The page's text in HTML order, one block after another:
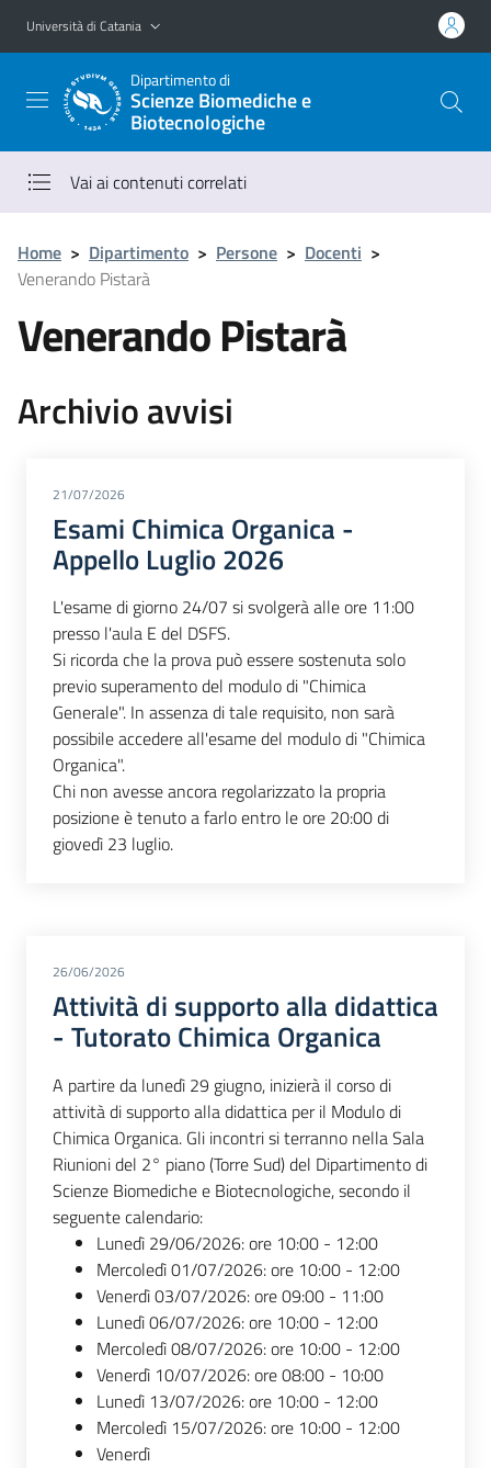
Vai al contenuto principale
Vai al menu di navigazione
Università di Catania
Dipartimento di
Scienze Biomediche e
Biotecnologiche
Vai ai contenuti correlati
Home > Dipartimento > Persone > Docenti >
Venerando Pistarà
Venerando Pistarà
Archivio avvisi
21/07/2026
Esami Chimica Organica -
Appello Luglio 2026
L'esame di giorno 24/07 si svolgerà alle ore 11:00
presso l'aula E del DSFS.
Si ricorda che la prova può essere sostenuta solo
previo superamento del modulo di "Chimica
Generale". In assenza di tale requisito, non sarà
possibile accedere all'esame del modulo di "Chimica
Organica".
Chi non avesse ancora regolarizzato la propria
posizione è tenuto a farlo entro le ore 20:00 di
giovedì 23 luglio.
26/06/2026
Attività di supporto alla didattica
- Tutorato Chimica Organica
A partire da lunedì 29 giugno, inizierà il corso di
attività di supporto alla didattica per il Modulo di
Chimica Organica. Gli incontri si terranno nella Sala
Riunioni del 2° piano (Torre Sud) del Dipartimento di
Scienze Biomediche e Biotecnologiche, secondo il
seguente calendario:
Lunedì 29/06/2026: ore 10:00 - 12:00
Mercoledì 01/07/2026: ore 10:00 - 12:00
Venerdì 03/07/2026: ore 09:00 - 11:00
Lunedì 06/07/2026: ore 10:00 - 12:00
Mercoledì 08/07/2026: ore 10:00 - 12:00
Venerdì 10/07/2026: ore 08:00 - 10:00
Lunedì 13/07/2026: ore 10:00 - 12:00
Mercoledì 15/07/2026: ore 10:00 - 12:00
Venerdì